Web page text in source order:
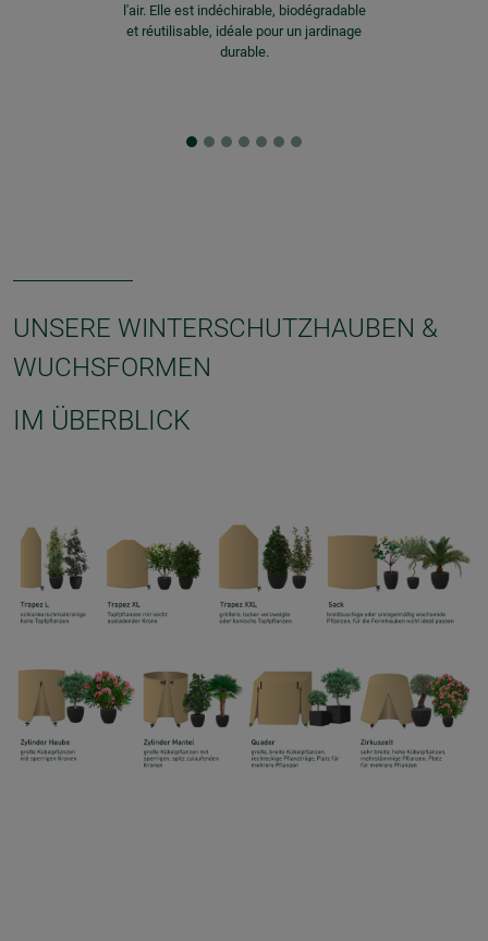
l'air. Elle est indéchirable, biodégradable
et réutilisable, idéale pour un jardinage
durable.
UNSERE WINTERSCHUTZHAUBEN &
WUCHSFORMEN
IM ÜBERBLICK